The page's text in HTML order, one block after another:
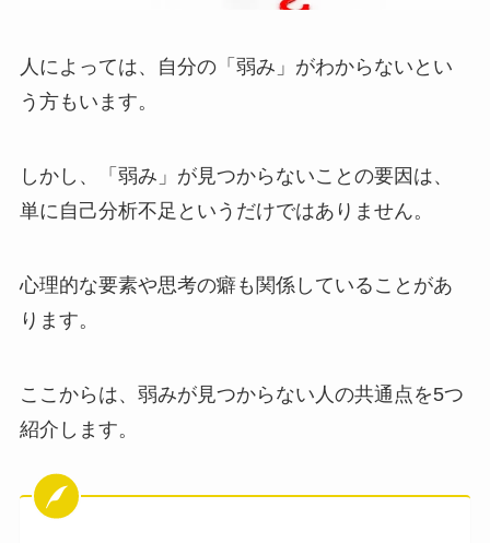
人によっては、自分の「弱み」がわからないとい
う方もいます。
しかし、「弱み」が見つからないことの要因は、
単に自己分析不足というだけではありません。
心理的な要素や思考の癖も関係していることがあ
ります。
ここからは、弱みが見つからない人の共通点を5つ
紹介します。